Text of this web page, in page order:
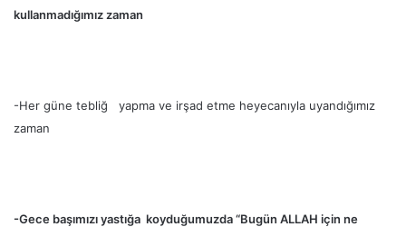
kullanmadığımız zaman
-Her güne tebliğ yapma ve irşad etme heyecanıyla uyandığımız
zaman
-Gece başımızı yastığa koyduğumuzda “Bugün ALLAH için ne